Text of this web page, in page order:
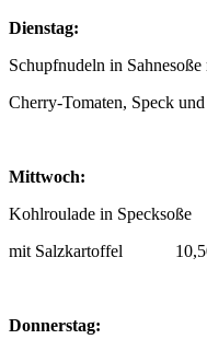
Dienstag:
Schupfnudeln in Sahnesoße
Cherry-Tomaten, Speck
Mittwoch:
Kohlroulade in Specksoße
mit Salzkartoffel
Donnerstag: